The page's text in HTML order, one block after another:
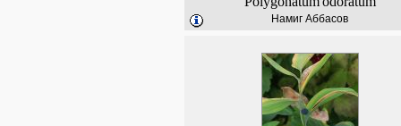
Намиг Аббасов